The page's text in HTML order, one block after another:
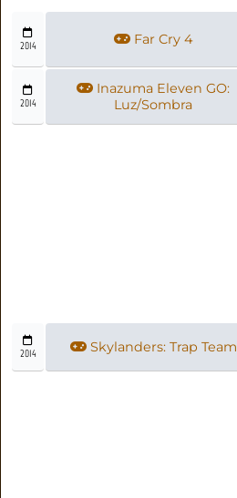
2014 Far Cry 4
2014
Inazuma Eleven GO:
Luz/Sombra
2014 Skylanders: Trap Team